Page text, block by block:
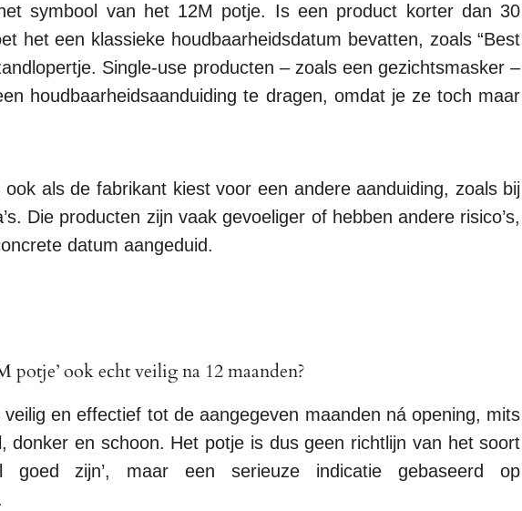
symbool van het 12M potje. Is een product korter dan 30
het een klassieke houdbaarheidsdatum bevatten, zoals “Best
Single-use producten – zoals een gezichtsmasker –
houdbaarheidsaanduiding te dragen, omdat je ze toch maar
als de fabrikant kiest voor een andere aanduiding, zoals bij
Die producten zijn vaak gevoeliger of hebben andere risico’s,
datum aangeduid.
potje’ ook echt veilig na 12 maanden?
en effectief tot de aangegeven maanden ná opening, mits
donker en schoon. Het potje is dus geen richtlijn van het soort
zijn’, maar een serieuze indicatie gebaseerd op